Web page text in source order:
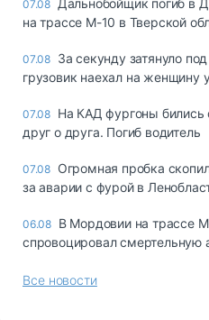
07.08 Дальнобойщик погиб в
на трассе М-10 в Тверской
07.08 За секунду затянуло
грузовик наехал на женщину
07.08 На КАД фургоны
друг о друга. Погиб водитель
07.08 Огромная пробка
за аварии с фурой в
06.08 В Мордовии на трассе
спровоцировал смертельную
Все новости